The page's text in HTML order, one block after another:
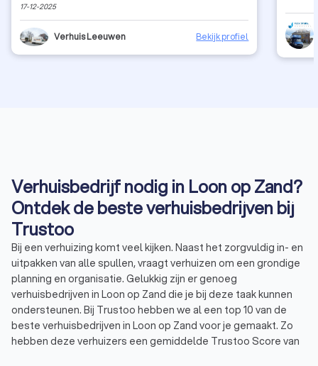
17-12-2025
Verhuis Leeuwen Bekijk profiel
Verhuisbedrijf nodig in Loon op Zand?
Ontdek de beste verhuisbedrijven bij
Trustoo
Bij een verhuizing komt veel kijken. Naast het zorgvuldig in- en
uitpakken van alle spullen, vraagt verhuizen om een grondige
planning en organisatie. Gelukkig zijn er genoeg
verhuisbedrijven in Loon op Zand die je bij deze taak kunnen
ondersteunen. Bij Trustoo hebben we al een top 10 van de
beste verhuisbedrijven in Loon op Zand voor je gemaakt. Zo
hebben deze verhuizers een gemiddelde Trustoo Score van